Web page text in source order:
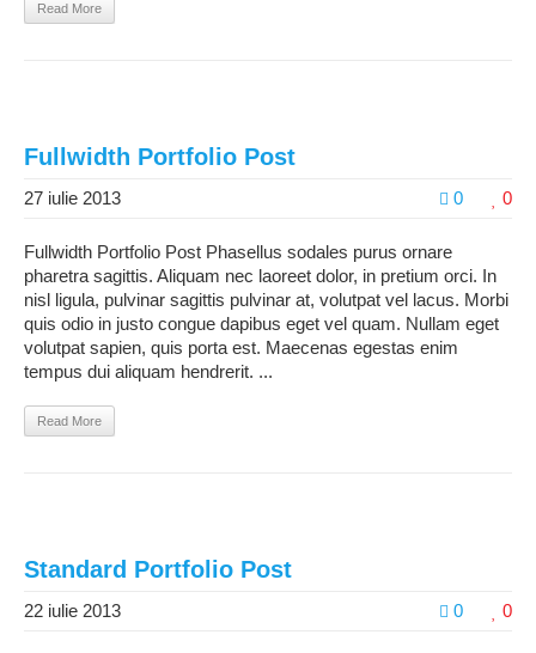
Read More
Fullwidth Portfolio Post
0 0
27 iulie 2013
Fullwidth Portfolio Post Phasellus sodales purus ornare
pharetra sagittis. Aliquam nec laoreet dolor, in pretium orci. In
nisl ligula, pulvinar sagittis pulvinar at, volutpat vel lacus. Morbi
quis odio in justo congue dapibus eget vel quam. Nullam eget
volutpat sapien, quis porta est. Maecenas egestas enim
tempus dui aliquam hendrerit. ...
Read More
Standard Portfolio Post
0 0
22 iulie 2013